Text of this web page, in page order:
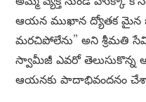
ఆయన ముఖాన ద్యోతక మైన
మరచిపోలేను” అని శ్రీమతి
స్వామీజీ ఎవరో తెలుసుకొన్న
ఆయనకు పాదాభివందనం